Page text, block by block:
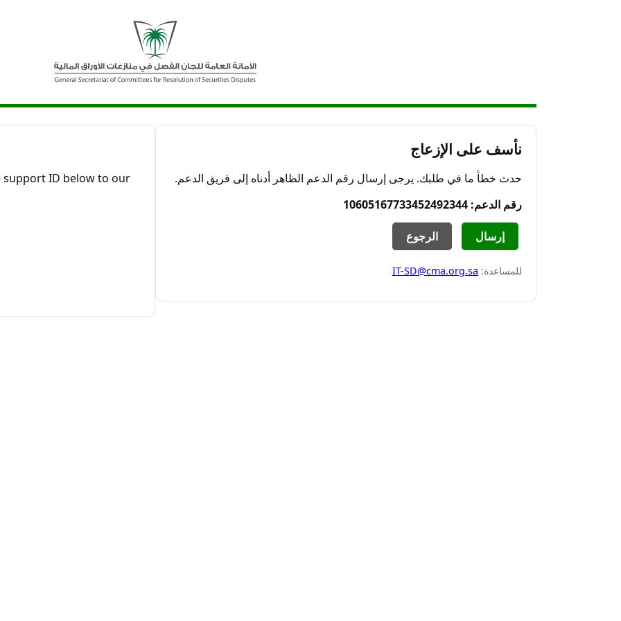
نأسف على الإزعاج
حدث خطأ ما في طلبك. يرجى إرسال رقم الدعم الظاهر أدناه إلى فريق الدعم.
رقم الدعم: 10605167733452492344
إرسال الرجوع
للمساعدة: IT-SD@cma.org.sa
support ID below to our